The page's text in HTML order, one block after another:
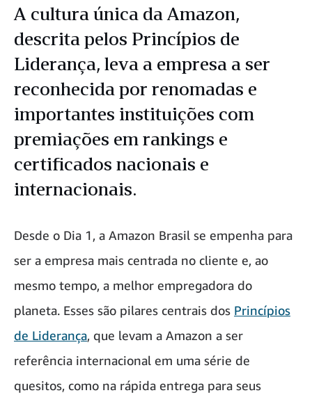
A cultura única da Amazon,
descrita pelos Princípios de
Liderança, leva a empresa a ser
reconhecida por renomadas e
importantes instituições com
premiações em rankings e
certificados nacionais e
internacionais.
Desde o Dia 1, a Amazon Brasil se empenha para
ser a empresa mais centrada no cliente e, ao
mesmo tempo, a melhor empregadora do
planeta. Esses são pilares centrais dos Princípios
de Liderança, que levam a Amazon a ser
referência internacional em uma série de
quesitos, como na rápida entrega para seus